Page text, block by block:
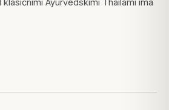
Ayurvedskimi Thailami ima